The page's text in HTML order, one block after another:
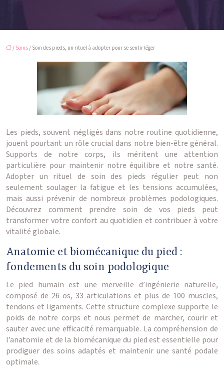
/ Soins/ Soin des pieds, un rituel à adopter pour se sentir léger
Les pieds, souvent négligés dans notre routine quotidienne,
jouent pourtant un rôle crucial dans notre bien-être général.
Supports de notre corps, ils méritent une attention
particulière pour maintenir notre équilibre et notre santé.
Adopter un rituel de soin des pieds régulier peut non
seulement soulager la fatigue et les tensions accumulées,
mais aussi prévenir de nombreux problèmes podologiques.
Découvrez comment prendre soin de vos pieds peut
transformer votre confort au quotidien et contribuer à votre
vitalité globale.
Anatomie et biomécanique du pied :
fondements du soin podologique
Le pied humain est une merveille d’ingénierie naturelle,
composé de 26 os, 33 articulations et plus de 100 muscles,
tendons et ligaments. Cette structure complexe supporte le
poids de notre corps et nous permet de marcher, courir et
sauter avec une efficacité remarquable. La compréhension de
l’anatomie et de la biomécanique du pied est essentielle pour
prodiguer des soins adaptés et maintenir une santé podale
optimale.